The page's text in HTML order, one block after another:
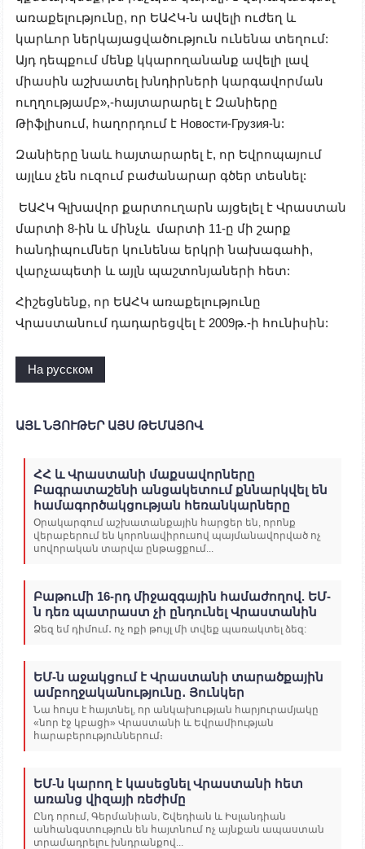
առաքելությունը, որ ԵԱՀԿ-ն ավելի ուժեղ և
կարևոր ներկայացվածություն ունենա տեղում:
Այդ դեպքում մենք կկարողանանք ավելի լավ
միասին աշխատել խնդիրների կարգավորման
ուղղությամբ»,-հայտարարել է Զանիերը
Թիֆլիսում, հաղորդում է Новости-Грузия-ն:
Զանիերը նաև հայտարարել է, որ Եվրոպայում
այլևս չեն ուզում բաժանարար գծեր տեսնել:
ԵԱՀԿ Գլխավոր քարտուղարն այցելել է Վրաստան
մարտի 8-ին և մինչև մարտի 11-ը մի շարք
հանդիպումներ կունենա երկրի նախագահի,
վարչապետի և այլն պաշտոնյաների հետ:
Հիշեցնենք, որ ԵԱՀԿ առաքելությունը
Վրաստանում դադարեցվել է 2009թ.-ի հունիսին:
На русском
ԱՅԼ ՆՅՈՒԹԵՐ ԱՅՍ ԹԵՄԱՅՈՎ
ՀՀ և Վրաստանի մաքսավորները
Բագրատաշենի անցակետում քննարկվել են
համագործակցության հեռանկարները
Օրակարգում աշխատանքային հարցեր են, որոնք
վերաբերում են կորոնավիրուսով պայմանավորված ոչ
սովորական տարվա ընթացքում...
Բաթումի 16-րդ միջազգային համաժողով. ԵՄ-
ն դեռ պատրաստ չի ընդունել Վրաստանին
Ձեզ եմ դիմում․ ոչ ոքի թույլ մի տվեք պառակտել ձեզ:
ԵՄ-ն աջակցում է Վրաստանի տարածքային
ամբողջականությունը․ Յունկեր
Նա հույս է հայտնել, որ անկախության հարյուրամյակը
«նոր էջ կբացի» Վրաստանի և Եվրամիության
հարաբերություններում։
ԵՄ-ն կարող է կասեցնել Վրաստանի հետ
առանց վիզայի ռեժիմը
Ընդ որում, Գերմանիան, Շվեդիան և Իսլանդիան
անհանգստություն են հայտնում ոչ այնքան ապաստան
տրամադրելու խնդրանքով...